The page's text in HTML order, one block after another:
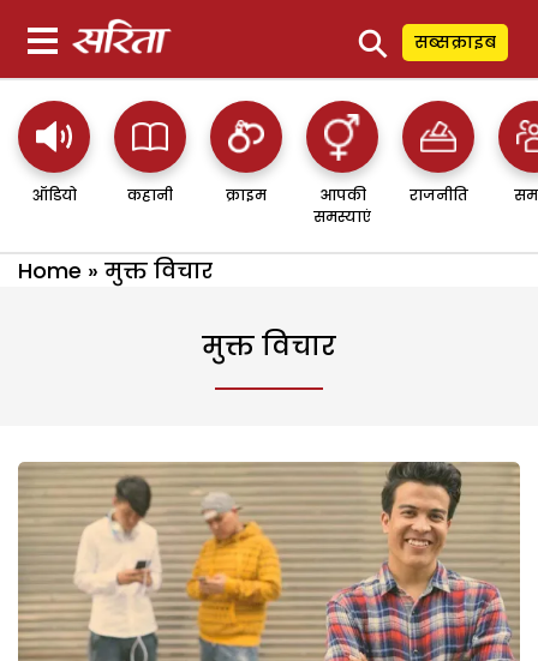
⚲ सब्सक्राइब
ऑडियो कहानी क्राइम
आपकी
समस्याएं
राजनीति
Home » मुक्त विचार
मुक्त विचार